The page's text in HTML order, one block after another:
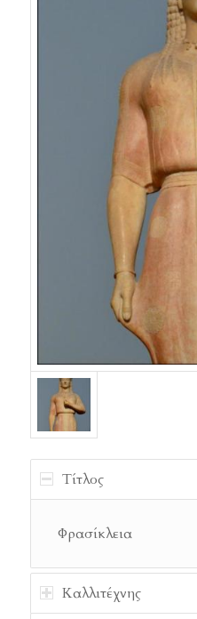
Τίτλος
Φρασίκλεια
Καλλιτέχνης